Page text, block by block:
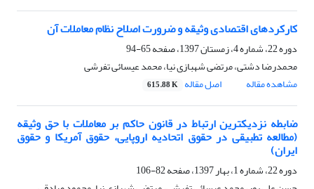
کارکردهای اقتصادی وثیقه و ضرورت اصلاح نظام معاملات آن
دوره 22، شماره 4، زمستان 1397، صفحه
65-94
محمدرضا دشتی، مرتضی شهبازی نیا، محمد عیسائی تفرشی
مشاهده مقاله
اصل مقاله 615.88 K
ضابطه نزدیکترین ارتباط در قانون حاکم بر معاملات با حق وثیقه
(مطالعه تطبیقی در حقوق اتحادیه اروپایی، حقوق آمریکا و حقوق
ایران)
دوره 22، شماره 1، بهار 1397، صفحه
82-106